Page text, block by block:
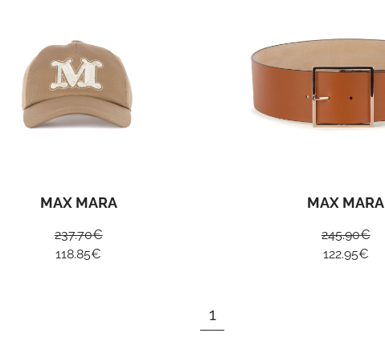
MAX MARA
237.70€
118.85€
MAX MARA
245.90€
122.95€
1